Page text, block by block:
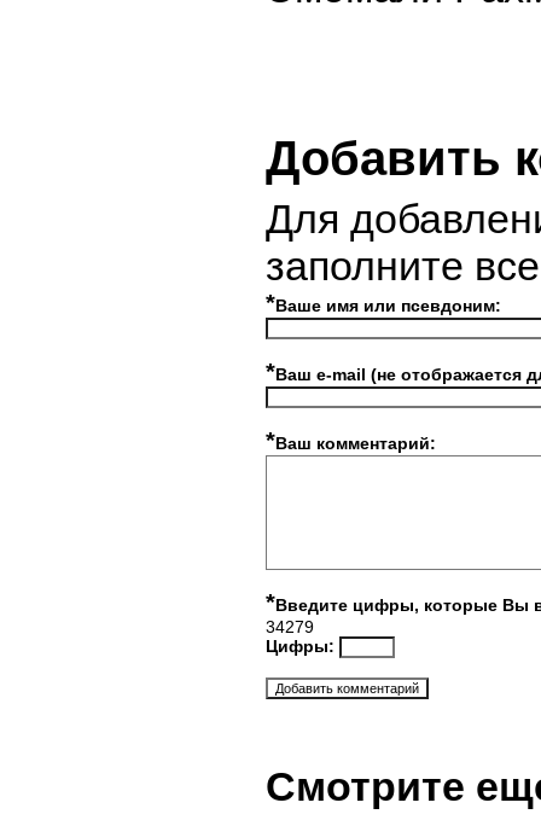
Добавить
Для
заполните
*Ваше имя или псевдоним:
*Ваш e-mail (не отображается
*Ваш комментарий:
*Введите цифры, которые Вы
34279
Цифры:
Смотрите